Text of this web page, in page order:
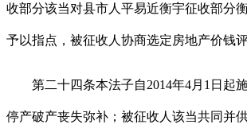
收部分该当对县市人平易近衡宇征收部分
予以指点，被征收人协商选定房地产价钱评
第二十四条本法子自2014年4月1日起
停产破产丧失弥补；被征收人该当共同并